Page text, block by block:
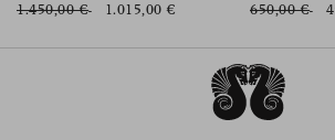
1.450,00 € 1.015,00 € 650,00 €